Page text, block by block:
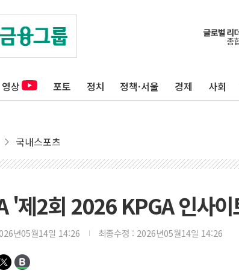
영상 포토 정치 정책·서울 경제 사회
국내스포츠
'제2회 2026 KPGA 인사
년05월14일 14:26 최종수정 : 2026년05월14일 14:26